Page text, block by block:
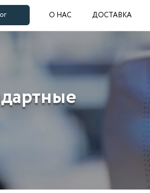
О НАС ДОСТАВКА